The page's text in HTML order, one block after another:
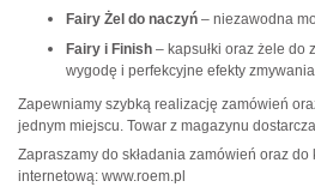
Fairy Żel do naczyń – niezawodna
Fairy i Finish – kapsułki oraz żele do
wygodę i perfekcyjne efekty
Zapewniamy szybką realizację zamówień
jednym miejscu. Towar z magazynu
Zapraszamy do składania zamówień oraz
internetową: www.roem.pl